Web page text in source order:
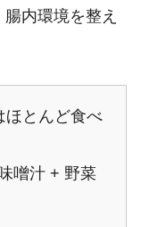
内環境を整え
ほとんど食べ
噌汁 + 野菜